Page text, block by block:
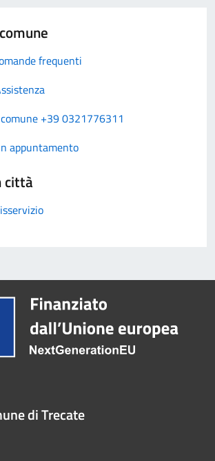
frequenti
+39 0321776311
appuntamento
città
di Trecate